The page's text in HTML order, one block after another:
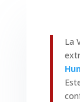
La